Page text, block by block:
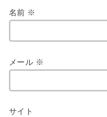
名前 ※
メール ※
サイト